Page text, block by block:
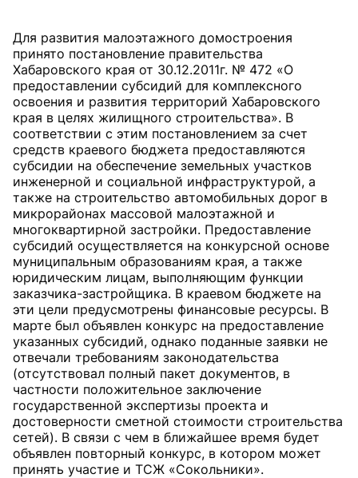
Для развития малоэтажного домостроения
принято постановление правительства
Хабаровского края от 30.12.2011г. № 472 «О
предоставлении субсидий для комплексного
освоения и развития территорий Хабаровского
края в целях жилищного строительства». В
соответствии с этим постановлением за счет
средств краевого бюджета предоставляются
субсидии на обеспечение земельных участков
инженерной и социальной инфраструктурой, а
также на строительство автомобильных дорог в
микрорайонах массовой малоэтажной и
многоквартирной застройки. Предоставление
субсидий осуществляется на конкурсной основе
муниципальным образованиям края, а также
юридическим лицам, выполняющим функции
заказчика-застройщика. В краевом бюджете на
эти цели предусмотрены финансовые ресурсы. В
марте был объявлен конкурс на предоставление
указанных субсидий, однако поданные заявки не
отвечали требованиям законодательства
(отсутствовал полный пакет документов, в
частности положительное заключение
государственной экспертизы проекта и
достоверности сметной стоимости строительства
сетей). В связи с чем в ближайшее время будет
объявлен повторный конкурс, в котором может
принять участие и ТСЖ «Сокольники».